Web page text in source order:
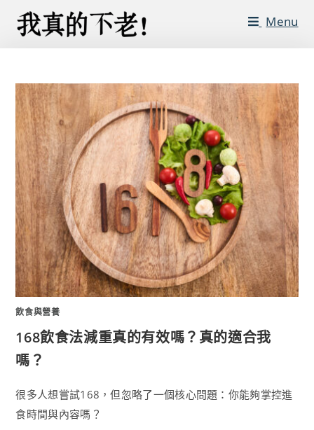
Menu
飲食與營養
168飲食法減重真的有效嗎？真的適合我
嗎？
很多人想嘗試168，但忽略了一個核心問題：你能夠掌控進
食時間與內容嗎？